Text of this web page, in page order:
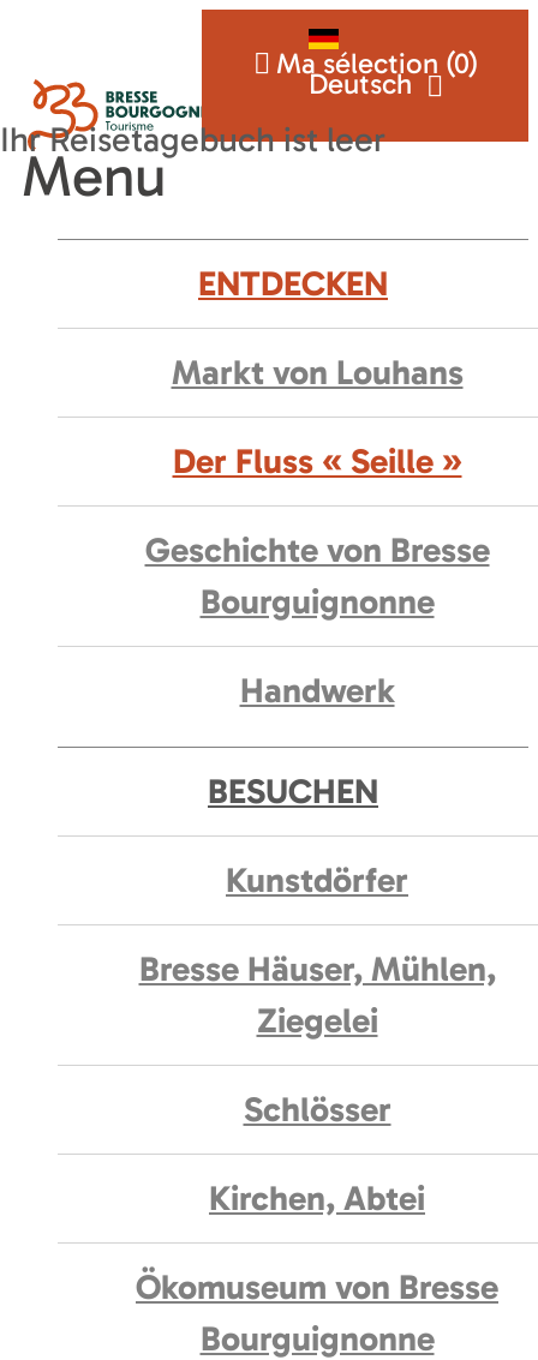
Deutsch
Ma sélection (0)
Menu
ENTDECKEN
Markt von Louhans
Der Fluss « Seille »
Geschichte von Bresse
Bourguignonne
Handwerk
BESUCHEN
Kunstdörfer
Bresse Häuser, Mühlen,
Ziegelei
Schlösser
Kirchen, Abtei
Ökomuseum von Bresse
Bourguignonne